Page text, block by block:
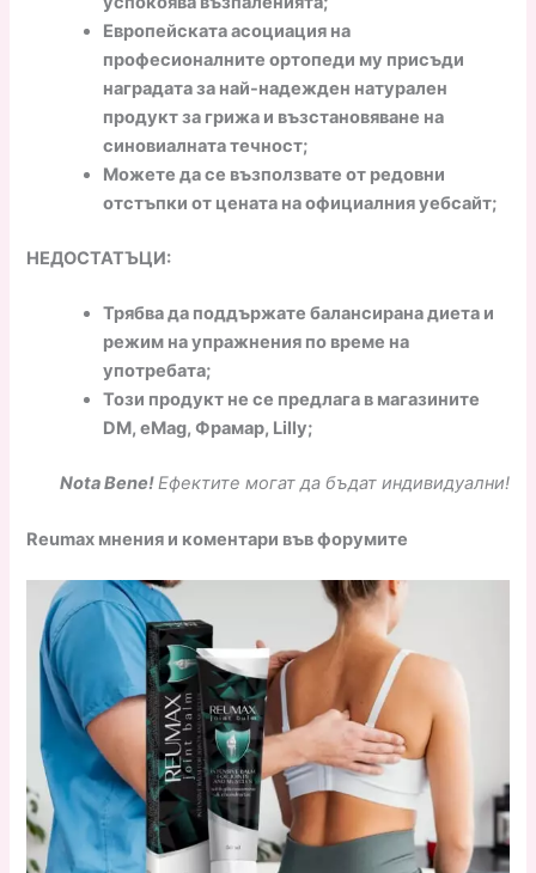
Европейската асоциация на
професионалните ортопеди му присъди
наградата за най-надежден натурален
продукт за грижа и възстановяване на
синовиалната течност;
Можете да се възползвате от редовни
отстъпки от цената на официалния уебсайт;
НЕДОСТАТЪЦИ:
Трябва да поддържате балансирана диета и
режим на упражнения по време на
употребата;
Този продукт не се предлага в магазините
DM, eMag, Фрамар, Lilly;
Nota Bene! Ефектите могат да бъдат индивидуални!
Reumax мнения и коментари във форумите